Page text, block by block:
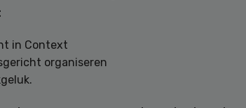
in Context
organiseren